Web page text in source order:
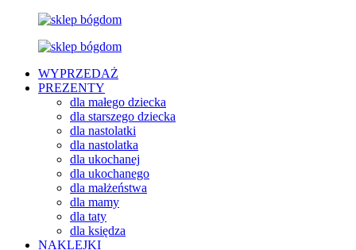
WYPRZEDAŻ
PREZENTY
dla małego dziecka
dla starszego dziecka
dla nastolatki
dla nastolatka
dla ukochanej
dla ukochanego
dla małżeństwa
dla mamy
dla taty
dla księdza
NAKLEJKI